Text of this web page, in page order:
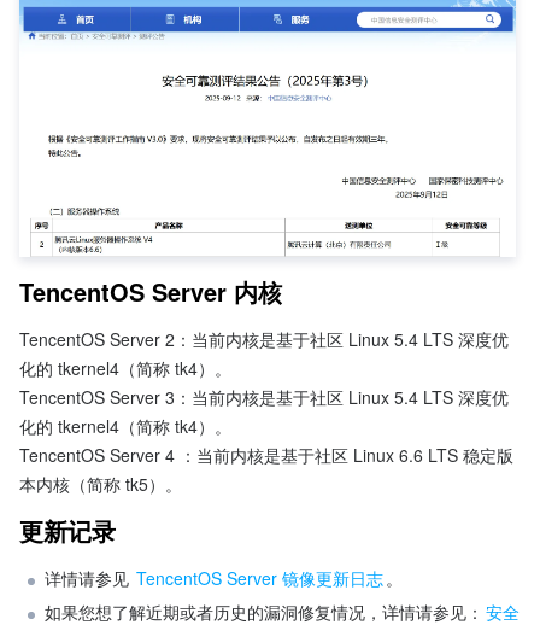
TencentOS Server 内核
TencentOS Server 2：当前内核是基于社区 Linux 5.4 LTS 深度优
化的 tkernel4（简称 tk4）。
TencentOS Server 3：当前内核是基于社区 Linux 5.4 LTS 深度优
化的 tkernel4（简称 tk4）。
TencentOS Server 4 ：当前内核是基于社区 Linux 6.6 LTS 稳定版
本内核（简称 tk5）。
更新记录
详情请参见 TencentOS Server 镜像更新日志 。
如果您想了解近期或者历史的漏洞修复情况，详情请参见： 安全